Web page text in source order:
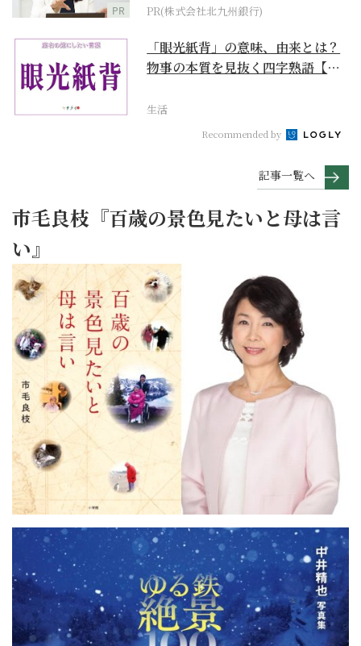
PR PR(株式会社北九州銀行)
「眼光紙背」の意味、由来とは？
物事の本質を見抜く四字熟語【座
生活
Recommended by
記事一覧へ
市毛良枝『百歳の景色見たいと母は言
い』